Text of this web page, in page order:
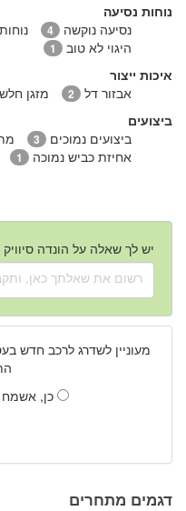
נוחות נסיעה
נסיעה נוקשה
4
היגוי לא טוב 1
איכות ייצור
אבזור דל
2 מזגן חלש
ביצועים
ביצועים נמוכים
3
אחיזת כביש נמוכה 1
יש לך שאלה על הונדה סיוויק 2001 - 2005 יד שנייה?
מעוניין לשדרג לרכב חדש
כן,
דגמים מתחרים